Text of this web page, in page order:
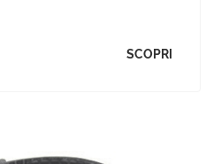
SCOPRI